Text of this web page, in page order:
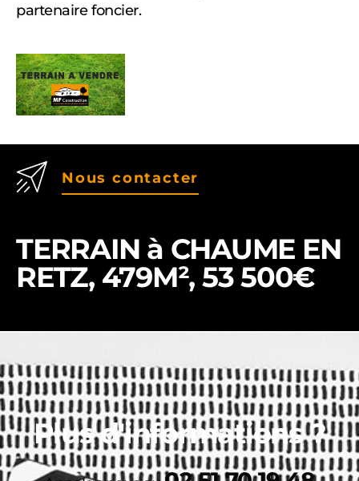
partenaire foncier.
Nous contacter
TERRAIN à CHAUME EN
RETZ, 479M², 53 500€
Plus d'informations ?